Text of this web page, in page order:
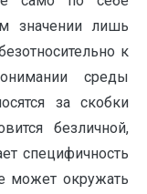
значении лишь
к
среды
за скобки
безличной,
специфичность
может окружать